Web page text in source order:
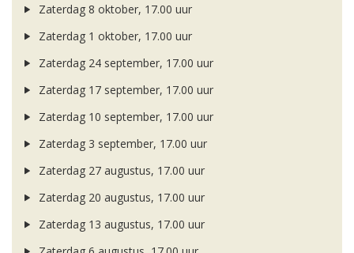
Zaterdag 8 oktober, 17.00 uur
Zaterdag 1 oktober, 17.00 uur
Zaterdag 24 september, 17.00 uur
Zaterdag 17 september, 17.00 uur
Zaterdag 10 september, 17.00 uur
Zaterdag 3 september, 17.00 uur
Zaterdag 27 augustus, 17.00 uur
Zaterdag 20 augustus, 17.00 uur
Zaterdag 13 augustus, 17.00 uur